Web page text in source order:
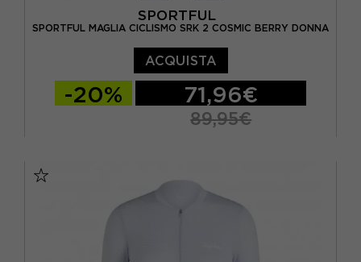
SPORTFUL
SPORTFUL MAGLIA CICLISMO SRK 2 COSMIC BERRY DONNA
ACQUISTA
-20% 71,96€
89,95€